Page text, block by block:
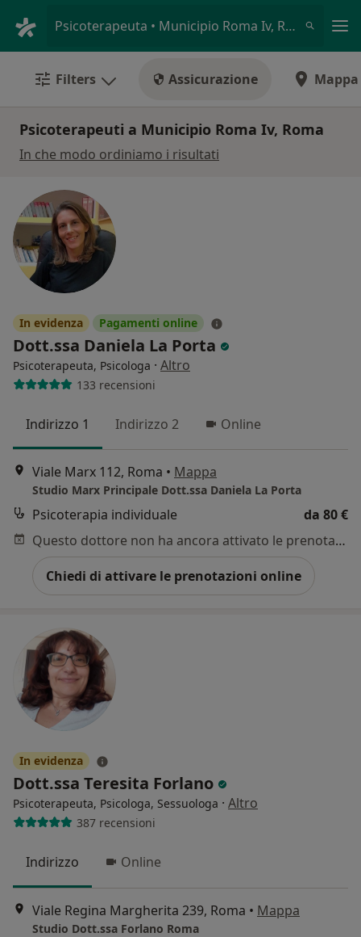
Psicoterapeuta • Municipio Roma Iv, Roma, RM
Filters Assicurazione Mappa
Psicoterapeuti a Municipio Roma Iv, Roma
In che modo ordiniamo i risultati
In evidenza Pagamenti online
Dott.ssa Daniela La Porta
Psicoterapeuta, Psicologa · Altro
133 recensioni
Indirizzo 1 Indirizzo 2 Online
Viale Marx 112, Roma • Mappa
Studio Marx Principale Dott.ssa Daniela La Porta
Psicoterapia individuale
da 80 €
Questo dottore non ha ancora attivato le prenotazioni online presso questo indirizzo.
Chiedi di attivare le prenotazioni online
In evidenza
Dott.ssa Teresita Forlano
Psicoterapeuta, Psicologa, Sessuologa · Altro
387 recensioni
Indirizzo Online
Viale Regina Margherita 239, Roma • Mappa
Studio Dott.ssa Forlano Roma